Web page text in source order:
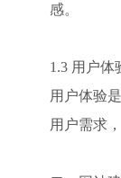
感。
1.3 用户体
用户体验
用户需求